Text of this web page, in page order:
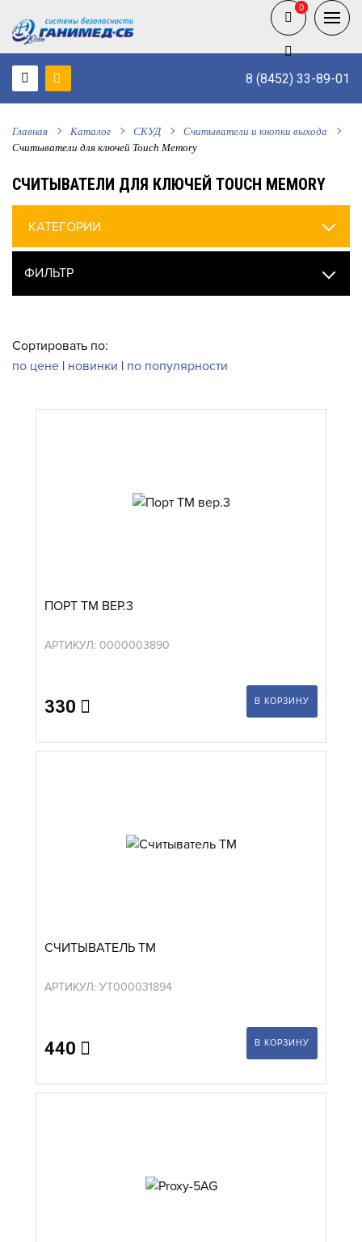
8 (8452) 33-89-01
0
0
Главная Каталог СКУД
Считыватели и кнопки выхода
Считыватели для ключей Touch Memory
СЧИТЫВАТЕЛИ ДЛЯ КЛЮЧЕЙ TOUCH MEMORY
КАТЕГОРИИ
ФИЛЬТР
Сортировать по:
по цене | новинки | по популярности
ПОРТ TM ВЕР.3
АРТИКУЛ: 0000003890
330 В КОРЗИНУ
СЧИТЫВАТЕЛЬ ТМ
АРТИКУЛ: УТ000031894
440 В КОРЗИНУ